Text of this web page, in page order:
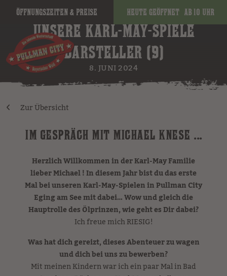
Öffnungszeiten & Preise Heute geöffnet ab 10 Uhr
UNSERE KARL-MAY-SPIELE
DARSTELLER (9)
8. JUNI 2024
Zur Übersicht
IM GESPRÄCH MIT MICHAEL KNESE ...
Herzlich Willkommen in der Karl-May Familie
lieber Michael ! In diesem Jahr bist du das erste
Mal bei unseren Karl-May-Spielen in Pullman City
Eging am See mit dabei… Wow und gleich die
Hauptrolle des Ölprinzen, wie geht es Dir dabei?
Ich freue mich RIESIG!
Was hat dich gereizt, dieses Abenteuer zu wagen
und dich bei uns zu bewerben?
Mit meinen Kindern war ich ein paar Mal in Bad